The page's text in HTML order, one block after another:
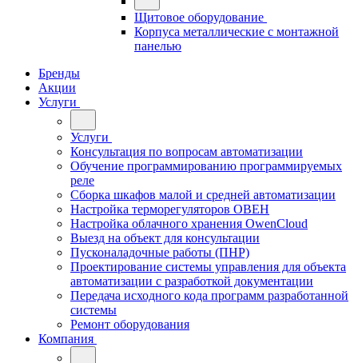
Щитовое оборудование
Корпуса металлические с монтажной
панелью
Бренды
Акции
Услуги
Услуги
Консультация по вопросам автоматизации
Обучение программированию программируемых
реле
Сборка шкафов малой и средней автоматизации
Настройка терморегуляторов ОВЕН
Настройка облачного хранения OwenCloud
Выезд на объект для консультации
Пусконаладочные работы (ПНР)
Проектирование системы управления для объекта
автоматизации с разработкой документации
Передача исходного кода программ разработанной
системы
Ремонт оборудования
Компания